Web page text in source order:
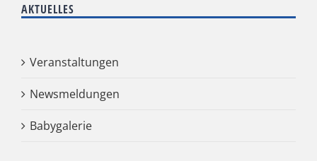
AKTUELLES
Veranstaltungen
Newsmeldungen
Babygalerie